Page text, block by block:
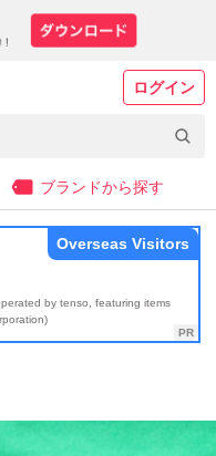
ログイン
ブランドから探す
by tenso, featuring items
Overseas Visitors